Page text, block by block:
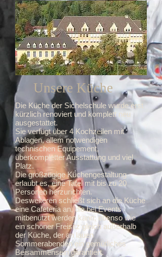
Unsere Küche
Die Küche der Sichelschule wurde erst
kürzlich renoviert und komplett neu
ausgestattet.
Sie verfügt über 4 Kochzeilen mit
Ablagen, allem notwendigen
technischen Equipement,
überkompletter Ausstattung und viel
Platz.
Die großzügige Küchengestaltung
erlaubt es, eine Tafel mit bis zu 20
Personen herzurichten.
Desweiteren schließt sich an die Küche
eine Cafeteria an, die bei Events
mitbenutzt werden kann; ebenso wie
ein schöner Freisitz gleich außerhalb
der Küche, der an lauen
Sommerabenden ein gemütliches
Beisammensein garantiert.